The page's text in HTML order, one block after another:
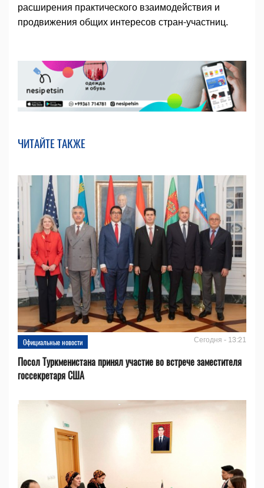
расширения практического взаимодействия и
продвижения общих интересов стран-участниц.
ЧИТАЙТЕ ТАКЖЕ
Официальные новости Сегодня - 13:21
Посол Туркменистана принял участие во встрече заместителя
госсекретаря США